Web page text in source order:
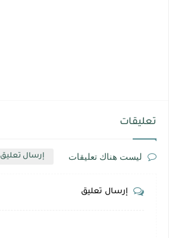
تعليقات
ليست هناك تعليقات إرسال تعليق
إرسال تعليق